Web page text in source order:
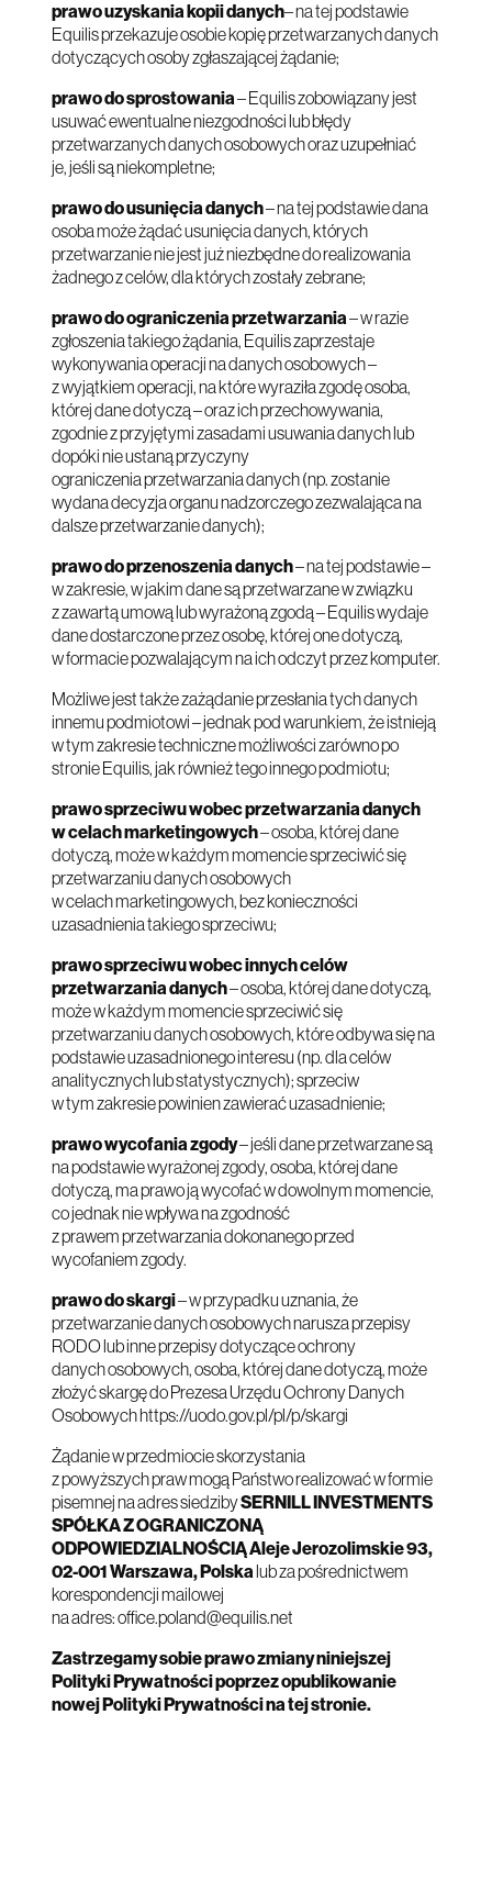
prawo uzyskania kopii danych– na tej podstawie
Equilis przekazuje osobie kopię przetwarzanych danych
dotyczących osoby zgłaszającej żądanie;
prawo do sprostowania– Equilis zobowiązany jest
usuwać ewentualne niezgodności lub błędy
przetwarzanych danych osobowych oraz uzupełniać
je, jeśli są niekompletne;
prawo do usunięcia danych– na tej podstawie dana
osoba może żądać usunięcia danych, których
przetwarzanie nie jest już niezbędne do realizowania
żadnego z celów, dla których zostały zebrane;
prawo do ograniczenia przetwarzania– w razie
zgłoszenia takiego żądania, Equilis zaprzestaje
wykonywania operacji na danych osobowych –
z wyjątkiem operacji, na które wyraziła zgodę osoba,
której dane dotyczą – oraz ich przechowywania,
zgodnie z przyjętymi zasadami usuwania danych lub
dopóki nie ustaną przyczyny
ograniczenia przetwarzania danych (np. zostanie
wydana decyzja organu nadzorczego zezwalająca na
dalsze przetwarzanie danych);
prawo do przenoszenia danych– na tej podstawie –
w zakresie, w jakim dane są przetwarzane w związku
z zawartą umową lub wyrażoną zgodą – Equilis wydaje
dane dostarczone przez osobę, której one dotyczą,
w formacie pozwalającym na ich odczyt przez komputer.
Możliwe jest także zażądanie przesłania tych danych
innemu podmiotowi – jednak pod warunkiem, że istnieją
w tym zakresie techniczne możliwości zarówno po
stronie Equilis, jak również tego innego podmiotu;
prawo sprzeciwu wobec przetwarzania danych
w celach marketingowych– osoba, której dane
dotyczą, może w każdym momencie sprzeciwić się
przetwarzaniu danych osobowych
w celach marketingowych, bez konieczności
uzasadnienia takiego sprzeciwu;
prawo sprzeciwu wobec innych celów
przetwarzania danych– osoba, której dane dotyczą,
może w każdym momencie sprzeciwić się
przetwarzaniu danych osobowych, które odbywa się na
podstawie uzasadnionego interesu (np. dla celów
analitycznych lub statystycznych); sprzeciw
w tym zakresie powinien zawierać uzasadnienie;
prawo wycofania zgody– jeśli dane przetwarzane są
na podstawie wyrażonej zgody, osoba, której dane
dotyczą, ma prawo ją wycofać w dowolnym momencie,
co jednak nie wpływa na zgodność
z prawem przetwarzania dokonanego przed
wycofaniem zgody.
prawo do skargi– w przypadku uznania, że
przetwarzanie danych osobowych narusza przepisy
RODO lub inne przepisy dotyczące ochrony
danych osobowych, osoba, której dane dotyczą, może
złożyć skargę do Prezesa Urzędu Ochrony Danych
Osobowychhttps://uodo.gov.pl/pl/p/skargi
Żądanie w przedmiocie skorzystania
z powyższych praw mogą Państwo realizować w formie
pisemnej na adres siedzibySERNILL INVESTMENTS
SPÓŁKA Z OGRANICZONĄ
ODPOWIEDZIALNOŚCIĄ Aleje Jerozolimskie 93,
02-001 Warszawa, Polska lub za pośrednictwem
korespondencji mailowej
na adres:office.poland@equilis.net
Zastrzegamy sobie prawo zmiany niniejszej
Polityki Prywatności poprzez opublikowanie
nowej Polityki Prywatności na tej stronie.